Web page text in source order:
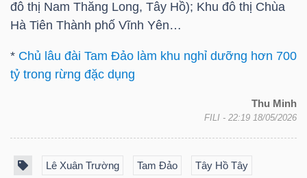
đô thị Nam Thăng Long, Tây Hồ); Khu đô thị Chùa
Hà Tiên Thành phố Vĩnh Yên…
* Chủ lâu đài Tam Đảo làm khu nghỉ dưỡng hơn 700
tỷ trong rừng đặc dụng
Thu Minh
FILI - 22:19 18/05/2026
Lê Xuân Trường Tam Đảo Tây Hồ Tây
CÔNG
NGHIỆP
THIẾT